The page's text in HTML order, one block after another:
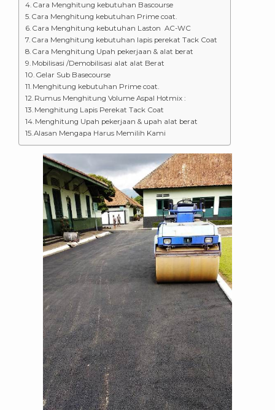
Cara Menghitung kebutuhan Bascourse
Cara Menghitung kebutuhan Prime coat.
Cara Menghitung kebutuhan Laston AC-WC
Cara Menghitung kebutuhan lapis perekat Tack Coat
Cara Menghitung Upah pekerjaan & alat berat
Mobilisasi /Demobilisasi alat alat Berat
Gelar Sub Basecourse
Menghitung kebutuhan Prime coat.
Rumus Menghitung Volume Aspal Hotmix :
Menghitung Lapis Perekat Tack Coat
Menghitung Upah pekerjaan & upah alat berat
Alasan Mengapa Harus Memilih Kami